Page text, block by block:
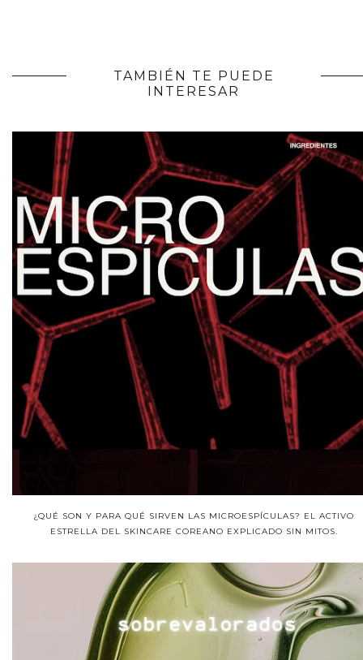
TAMBIÉN TE PUEDE
INTERESAR
¿QUÉ SON Y PARA QUÉ SIRVEN LAS MICROESPÍCULAS? EL ACTIVO
ESTRELLA DEL SKINCARE COREANO EXPLICADO SIN MITOS.